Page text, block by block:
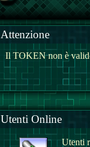
Attenzione
Il TOKEN non è
Utenti Online
Utenti